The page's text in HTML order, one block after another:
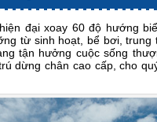
đại xoay 60 độ hướng
từ sinh hoạt, bể bơi,
tận hưởng cuộc sống
dừng chân cao cấp, cho